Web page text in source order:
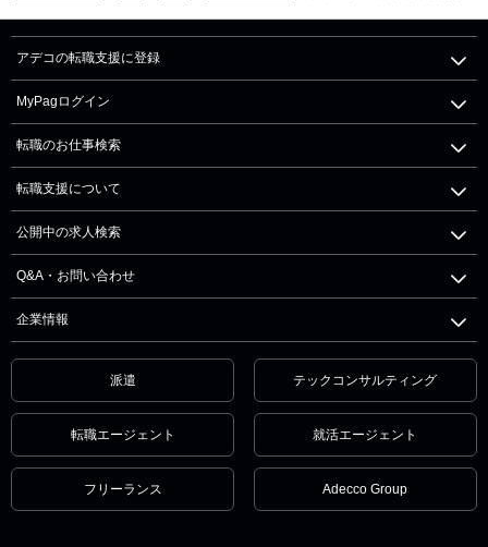
アデコの転職支援に登録
MyPagログイン
転職のお仕事検索
転職支援について
公開中の求人検索
Q&A・お問い合わせ
企業情報
派遣 テックコンサルティング
転職エージェント 就活エージェント
フリーランス Adecco Group